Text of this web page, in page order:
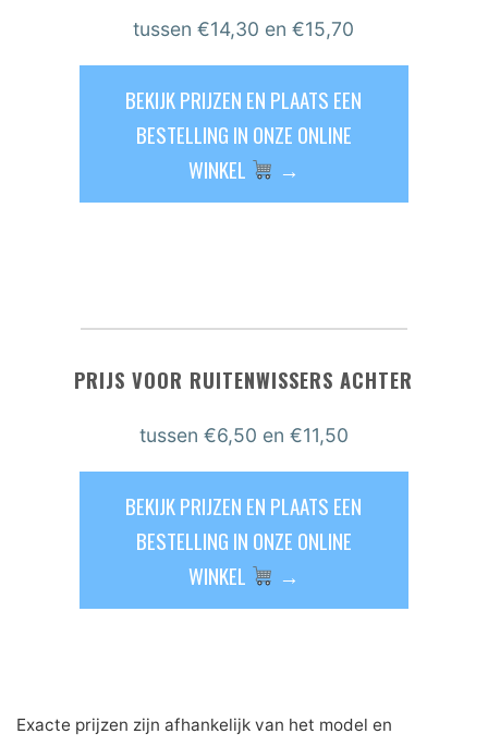
tussen€14,30 en €15,70
BEKIJK PRIJZEN EN PLAATS EEN
BESTELLING IN ONZE ONLINE
WINKEL
→
PRIJS VOOR RUITENWISSERS ACHTER
tussen €6,50 en €11,50
BEKIJK PRIJZEN EN PLAATS EEN
BESTELLING IN ONZE ONLINE
WINKEL
→
Exacte prijzen zijn afhankelijk van het model en